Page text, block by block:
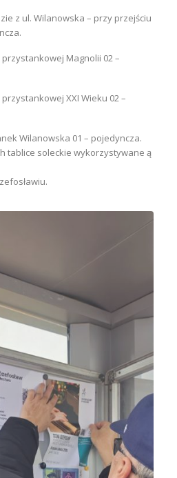
z ul. Wilanowska – przy przejściu
Magnolii 02 –
XXI Wieku 02 –
Wilanowska 01 – pojedyncza.
tablice soleckie wykorzystywane ą